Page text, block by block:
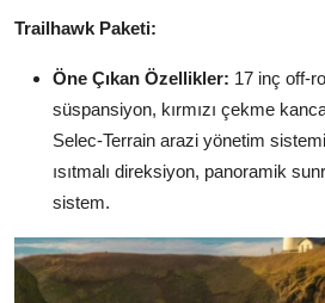
Trailhawk Paketi:
Öne Çıkan Özellikler: 17 inç off-
süspansiyon, kırmızı çekme
Selec-Terrain arazi yönetim
ısıtmalı direksiyon, panoramik
sistem.